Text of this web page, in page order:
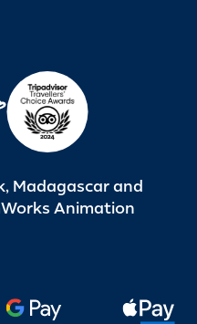
Madagascar and
Animation